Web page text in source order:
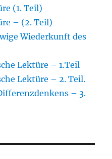
(1. Teil)
– (2. Teil)
Wiederkunft des
Lektüre – 1.Teil
Lektüre – 2. Teil.
– 3.